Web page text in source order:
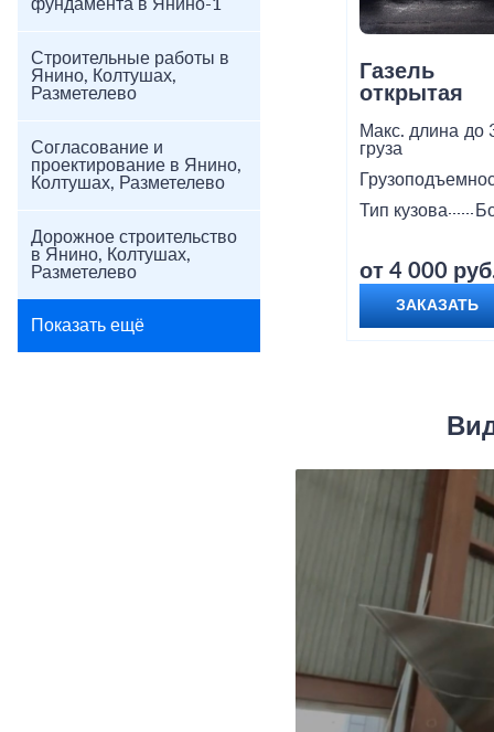
фундамента в Янино-1
Строительные работы в
Янино, Колтушах,
Разметелево
Согласование и
проектирование в Янино,
Колтушах, Разметелево
Дорожное строительство
в Янино, Колтушах,
Разметелево
Показать ещё
Газель
открытая
Макс. длина
груза
до
Тип кузова
от 4 000
ЗАКАЗАТЬ